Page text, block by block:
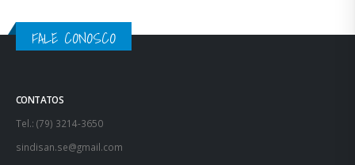
FALE CONOSCO
CONTATOS
Tel.: (79) 3214-3650
sindisan.se@gmail.com